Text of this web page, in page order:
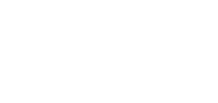
рази розпушують, а приствольне коло мульчують опалим
Пірамідальні квіти-свічки оспівуються у піснях та
широко використовується в багатьох галузях і його плоди